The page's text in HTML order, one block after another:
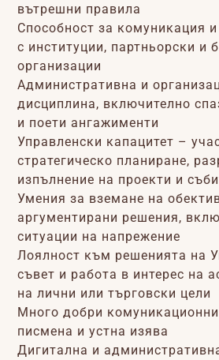
вътрешни правила
Способност за комуникация
с институции, партньорски и
организации
Административна и
дисциплина, включително
и поети ангажименти
Управленски капацитет –
стратегическо планиране,
изпълнение на проекти и
Умения за вземане на
аргументирани решения,
ситуации на напрежение
Лоялност към решенията на
съвет и работа в интерес на
на лични или търговски цели
Много добри
писмена и устна изява
Дигитална и